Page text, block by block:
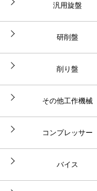
汎用旋盤
研削盤
削り盤
その他工作機械
コンプレッサー
バイス